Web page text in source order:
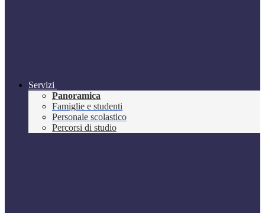
Servizi
Panoramica
Famiglie e studenti
Personale scolastico
Percorsi di studio